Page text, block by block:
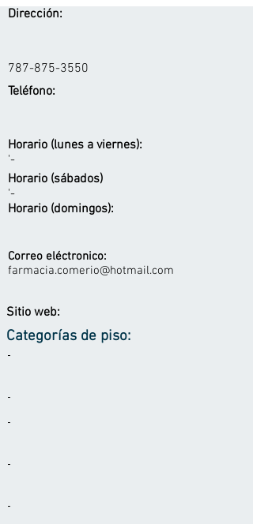
Dirección:
787-875-3550
Teléfono:
Horario (lunes a viernes):
'-
Horario (sábados)
'-
Horario (domingos):
Correo eléctronico:
farmacia.comerio@hotmail.com
Sitio web:
Categorías de piso:
-
-
-
-
-